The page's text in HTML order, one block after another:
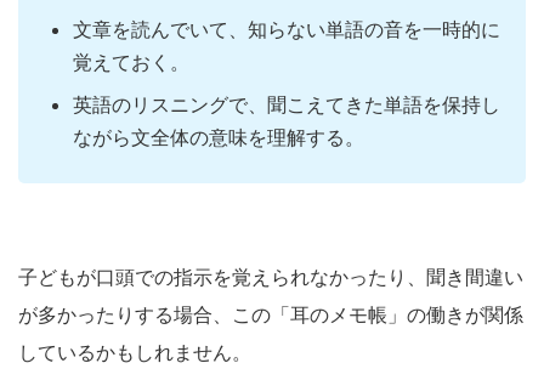
文章を読んでいて、知らない単語の音を一時的に
覚えておく。
英語のリスニングで、聞こえてきた単語を保持し
ながら文全体の意味を理解する。
子どもが口頭での指示を覚えられなかったり、聞き間違い
が多かったりする場合、この「耳のメモ帳」の働きが関係
しているかもしれません。